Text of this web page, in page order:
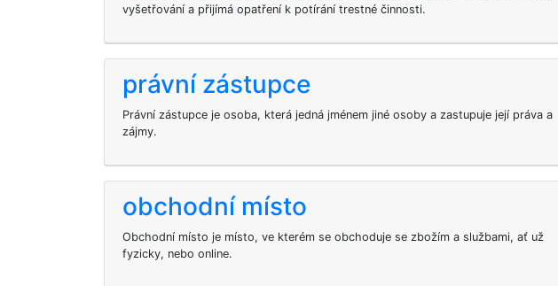
vyšetřování a přijímá opatření k potírání trestné činnosti.
právní zástupce
Právní zástupce je osoba, která jedná jménem jiné osoby a zastupuje její práva a
zájmy.
obchodní místo
Obchodní místo je místo, ve kterém se obchoduje se zbožím a službami, ať už
fyzicky, nebo online.